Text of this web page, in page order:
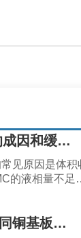
焊接时出现空洞的成因和缓解措施-深圳福英达
见原因是体积
的液相量不足
SAC305锡膏在不同铜基板的焊接表现-深圳福英达